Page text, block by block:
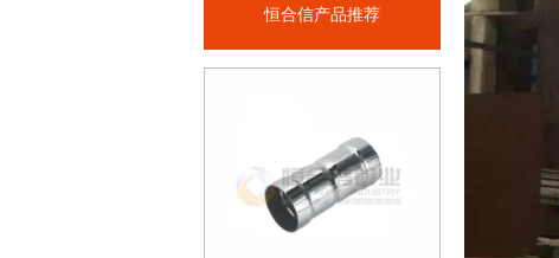
恒合信产品推荐